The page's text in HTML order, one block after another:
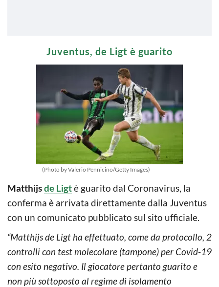
Juventus, de Ligt è guarito
(Photo by Valerio Pennicino/Getty Images)
Matthijsde Ligtè guarito dal Coronavirus, la
conferma è arrivata direttamente dalla Juventus
con un comunicato pubblicato sul sito ufficiale.
“Matthijs de Ligt ha effettuato, come da protocollo, 2
controlli con test molecolare (tampone) per Covid-19
con esito negativo. Il giocatore pertanto guarito e
non più sottoposto al regime di isolamento